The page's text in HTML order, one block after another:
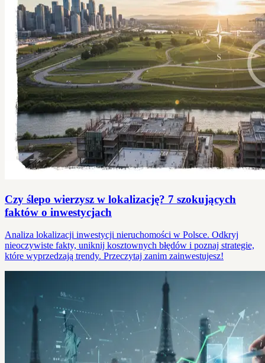
Czy ślepo wierzysz w lokalizację? 7 szokujących
faktów o inwestycjach
Analiza lokalizacji inwestycji nieruchomości w Polsce. Odkryj
nieoczywiste fakty, uniknij kosztownych błędów i poznaj strategie,
które wyprzedzają trendy. Przeczytaj zanim zainwestujesz!